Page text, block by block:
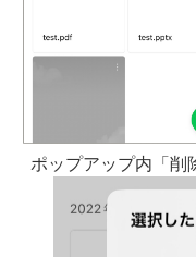
ポップアップ内「削